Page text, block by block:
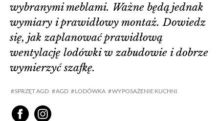
SPRZĘT AGD AGD LODÓWKA WYPOSAŻENIE KUCHNI
wybranymi meblami. Ważne będą jednak
wymiary i prawidłowy montaż. Dowiedz
się, jak zaplanować prawidłową
wentylację lodówki w zabudowie i dobrze
wymierzyć szafkę.